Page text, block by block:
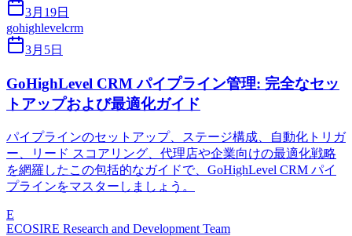
3月19日
gohighlevelcrm
3月5日
GoHighLevel CRM パイプライン管理: 完全なセッ
トアップおよび最適化ガイド
パイプラインのセットアップ、ステージ構成、自動化トリガ
ー、リード スコアリング、代理店や企業向けの最適化戦略
を網羅したこの包括的なガイドで、GoHighLevel CRM パイ
プラインをマスターしましょう。
E
ECOSIRE Research and Development Team